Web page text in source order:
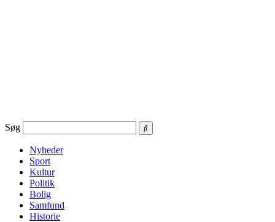
Søg
Nyheder
Sport
Kultur
Politik
Bolig
Samfund
Historie